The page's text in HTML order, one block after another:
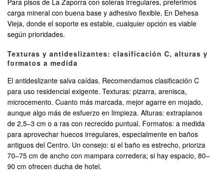
Para pisos de La Zaporra con soleras irregulares, preferimos
carga mineral con buena base y adhesivo flexible. En Dehesa
Vieja, donde el soporte es estable, cualquier opción es viable
según prioridades.
Texturas y antideslizantes: clasificación C, alturas y
formatos a medida
El antideslizante salva caídas. Recomendamos clasificación C
para uso residencial exigente. Texturas: pizarra, arenisca,
microcemento. Cuanto más marcada, mejor agarre en mojado,
aunque algo más de esfuerzo en limpieza. Alturas: extraplanos
de 2,5–3 cm o a ras con recrecido puntual. Formatos: a medida
para aprovechar huecos irregulares, especialmente en baños
antiguos del Centro. Un consejo: si el baño es estrecho, prioriza
70–75 cm de ancho con mampara corredera; si hay espacio, 80–
90 cm ofrecen ducha de hotel.